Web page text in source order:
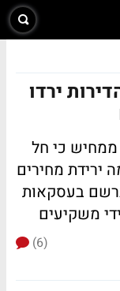
ירדו
ממחיש כי חל
ירידת מחירים
גידול חד נרשם בעסקאות
משקיעים
(6)